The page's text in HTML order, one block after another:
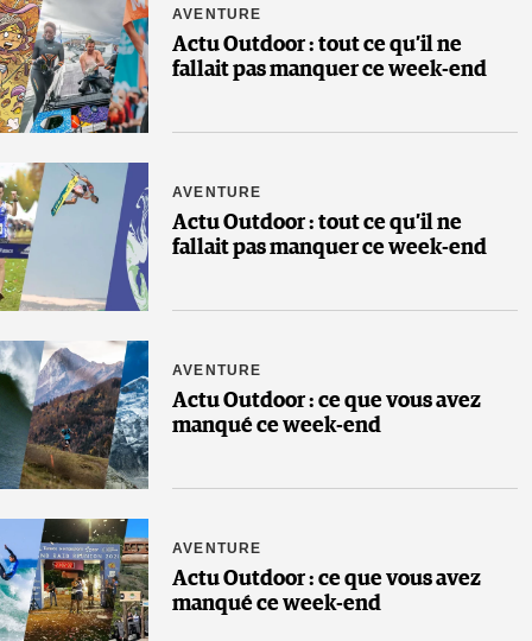
AVENTURE
Actu Outdoor : tout ce qu’il ne
fallait pas manquer ce week-end
AVENTURE
Actu Outdoor : tout ce qu’il ne
fallait pas manquer ce week-end
AVENTURE
Actu Outdoor : ce que vous avez
manqué ce week-end
AVENTURE
Actu Outdoor : ce que vous avez
manqué ce week-end